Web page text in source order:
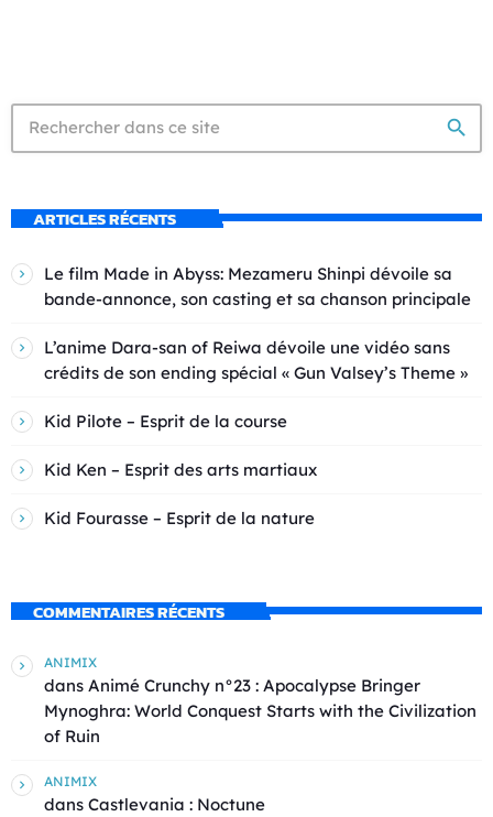
search
ARTICLES RÉCENTS
Le film Made in Abyss: Mezameru Shinpi dévoile sa
bande-annonce, son casting et sa chanson principale
L’anime Dara-san of Reiwa dévoile une vidéo sans
crédits de son ending spécial « Gun Valsey’s Theme »
Kid Pilote – Esprit de la course
Kid Ken – Esprit des arts martiaux
Kid Fourasse – Esprit de la nature
COMMENTAIRES RÉCENTS
ANIMIX
dans Animé Crunchy n°23 : Apocalypse Bringer
Mynoghra: World Conquest Starts with the Civilization
of Ruin
ANIMIX
dans Castlevania : Noctune